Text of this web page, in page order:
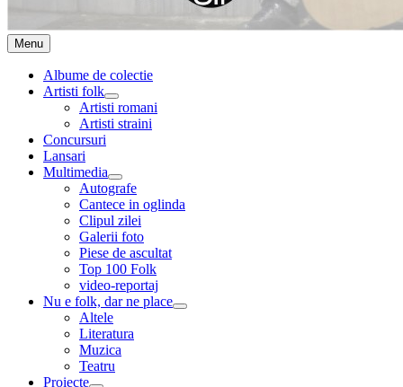
Menu Skip
to
content
Albume de colectie
Artisti folk
expand
child
menu
Artisti romani
Artisti straini
Concursuri
Lansari
Multimedia
expand
child
menu
Autografe
Cantece in oglinda
Clipul zilei
Galerii foto
Piese de ascultat
Top 100 Folk
video-reportaj
Nu e folk, dar ne place
expand
Altele
Literatura
Muzica
Teatru
Proiecte